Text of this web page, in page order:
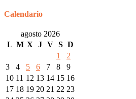
Calendario
agosto 2026
L M X J V S D
1
2
3
4 5 6 7 8
9
10 11 12 13 14 15 16
17 18 19 20 21 22 23